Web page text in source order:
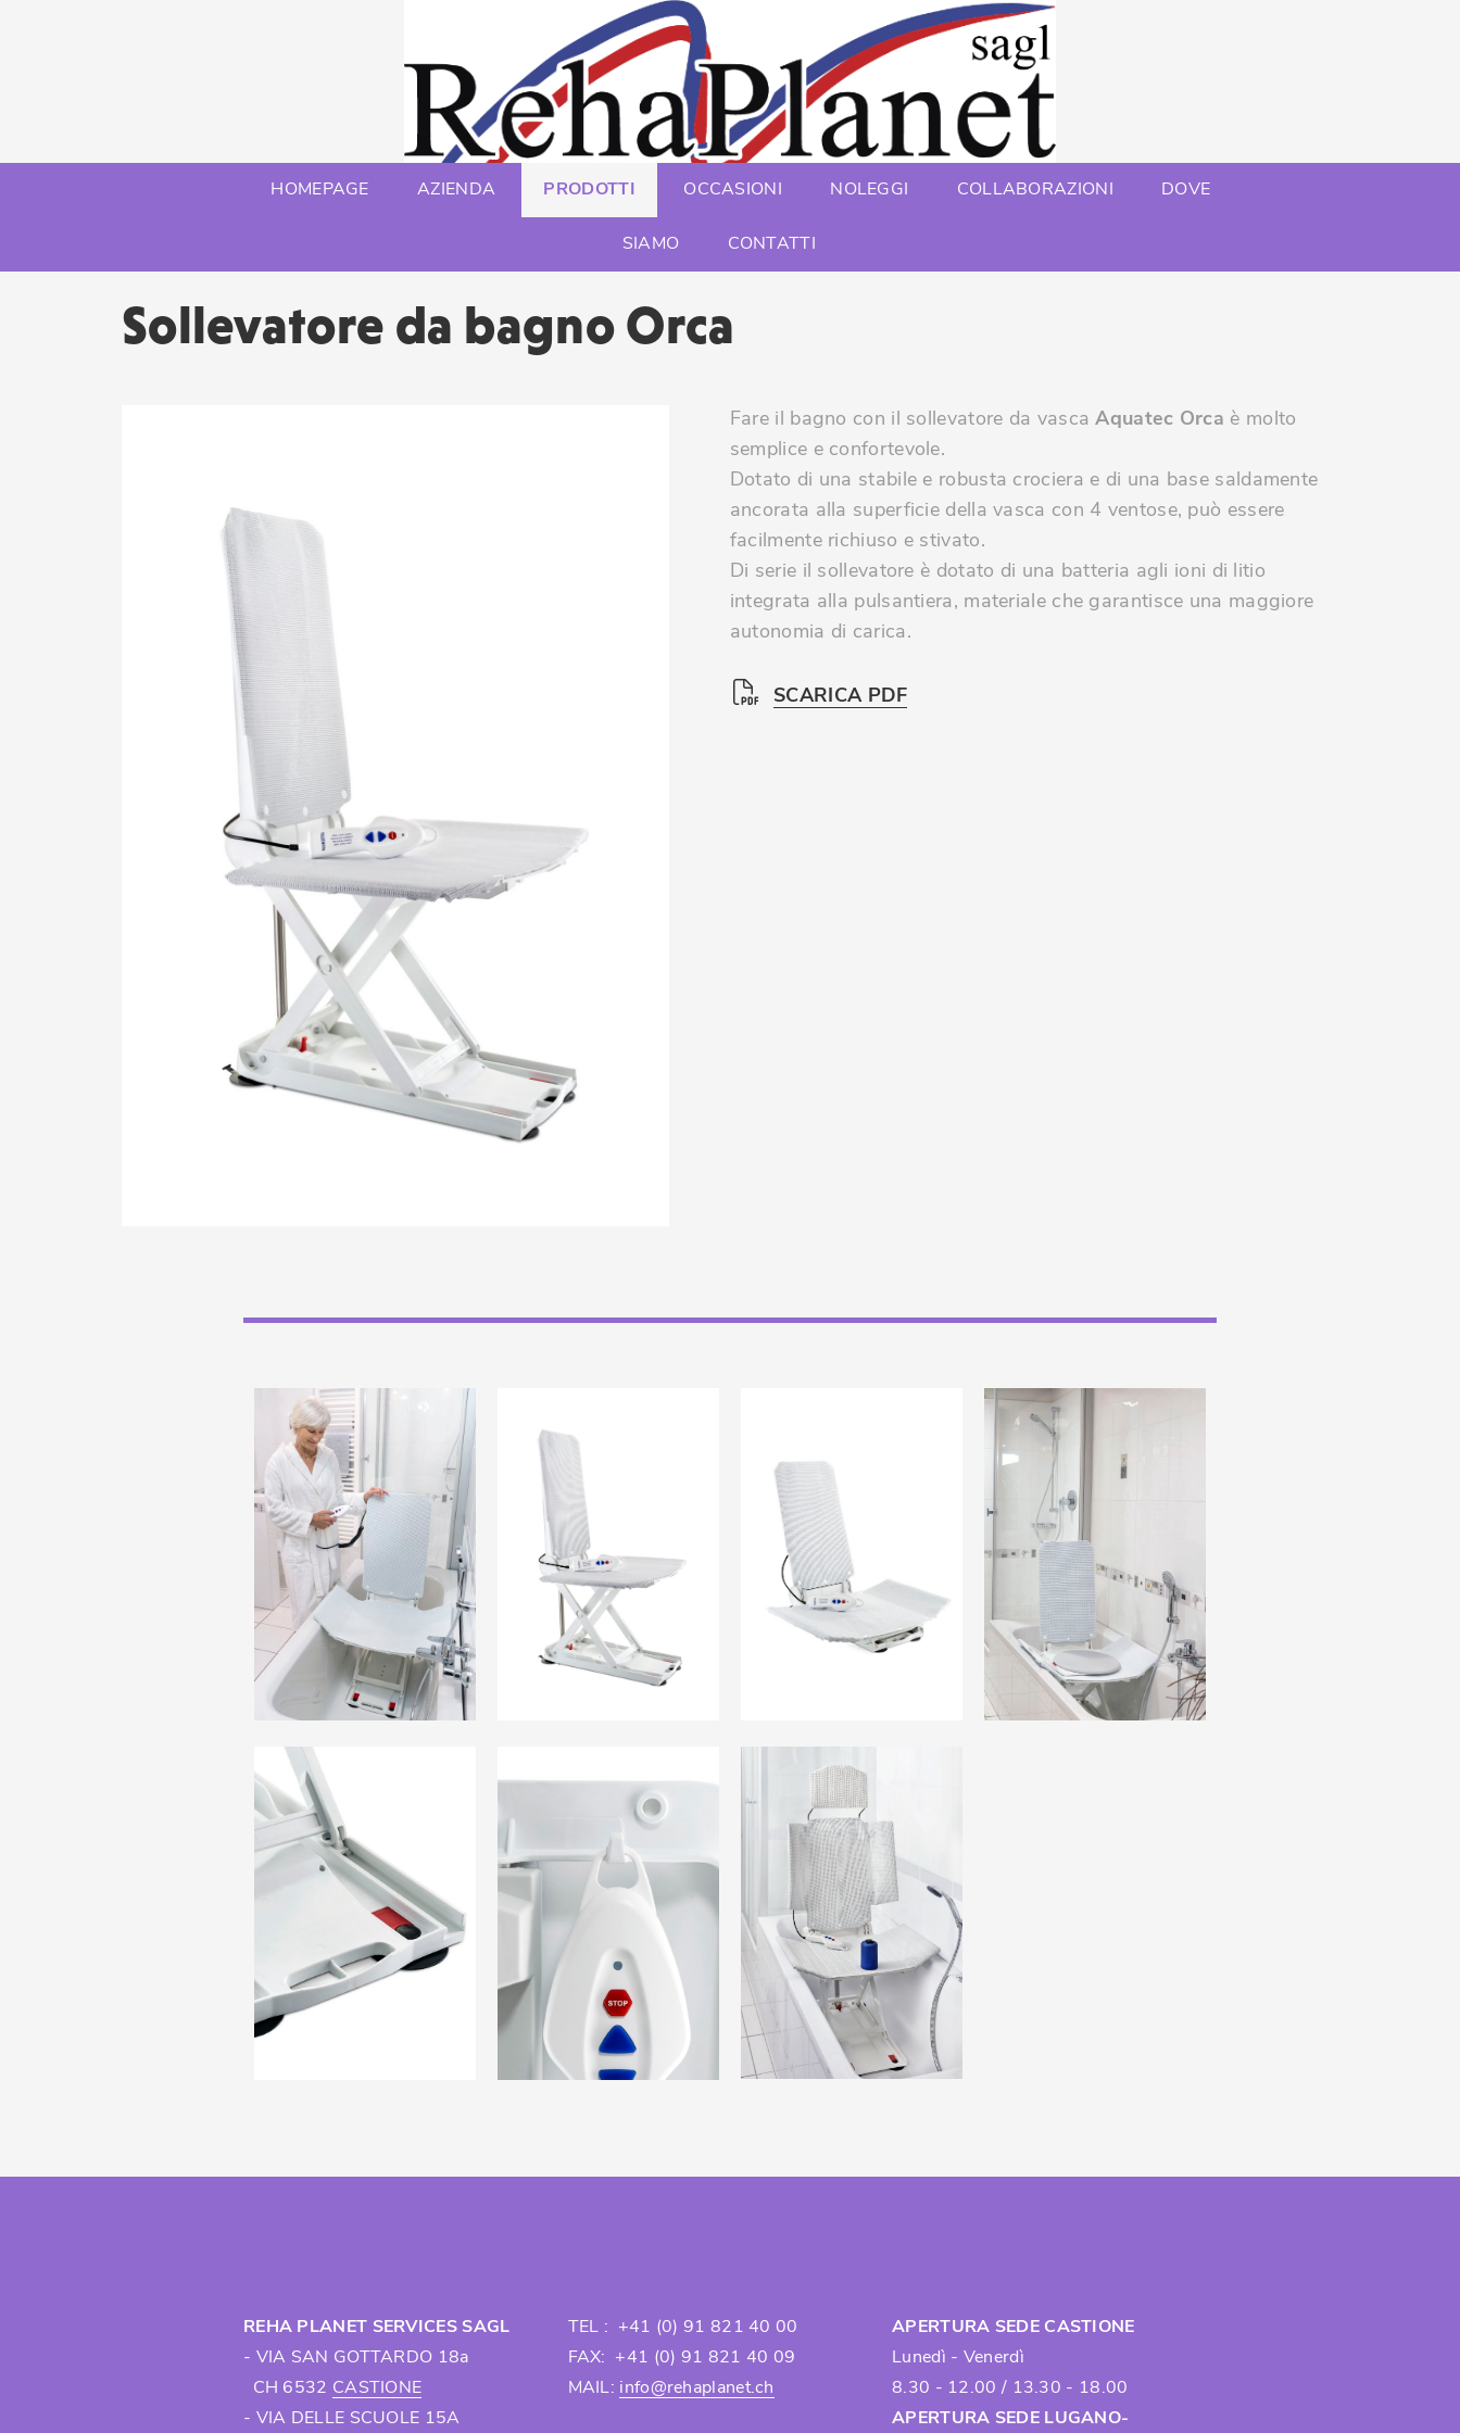
HOMEPAGE AZIENDA PRODOTTI OCCASIONI NOLEGGI COLLABORAZIONI DOVE
SIAMO CONTATTI
Sollevatore da bagno Orca
Fare il bagno con il sollevatore da vascaAquatec Orca è molto
semplice e confortevole.
Dotato di una stabile e robusta crociera e di una base saldamente
ancorata alla superficie della vasca con 4 ventose, può essere
facilmente richiuso e stivato.
Di serie il sollevatore è dotato di una batteria agli ioni di litio
integrata alla pulsantiera, materiale che garantisce una maggiore
autonomia di carica.
SCARICA PDF
REHA PLANET SERVICES SAGL
- VIA SAN GOTTARDO 18a
CH 6532 CASTIONE
- VIA DELLE SCUOLE 15A
TEL : +41 (0) 91 821 40 00
FAX: +41 (0) 91 821 40 09
MAIL: info@rehaplanet.ch
APERTURA SEDE CASTIONE
Lunedì - Venerdì
8.30 - 12.00 / 13.30 - 18.00
APERTURA SEDE LUGANO-